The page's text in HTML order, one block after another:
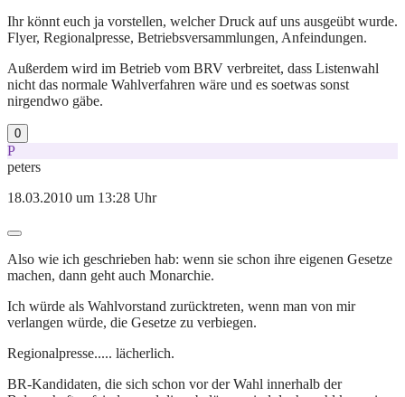
Ihr könnt euch ja vorstellen, welcher Druck auf uns ausgeübt wurde.
Flyer, Regionalpresse, Betriebsversammlungen, Anfeindungen.
Außerdem wird im Betrieb vom BRV verbreitet, dass Listenwahl
nicht das normale Wahlverfahren wäre und es soetwas sonst
nirgendwo gäbe.
0
P
peters
18.03.2010 um 13:28 Uhr
Also wie ich geschrieben hab: wenn sie schon ihre eigenen Gesetze
machen, dann geht auch Monarchie.
Ich würde als Wahlvorstand zurücktreten, wenn man von mir
verlangen würde, die Gesetze zu verbiegen.
Regionalpresse..... lächerlich.
BR-Kandidaten, die sich schon vor der Wahl innerhalb der